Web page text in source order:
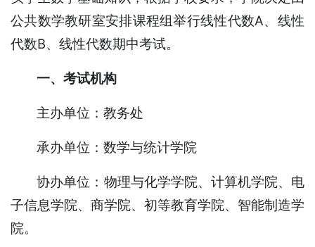
公共数学教研室安排课程组举行线性代数A、线性
代数B、线性代数期中考试。
一、考试机构
主办单位：教务处
承办单位：数学与统计学院
协办单位：物理与化学学院、计算机学院、电
子信息学院、商学院、初等教育学院、智能制造学
院。